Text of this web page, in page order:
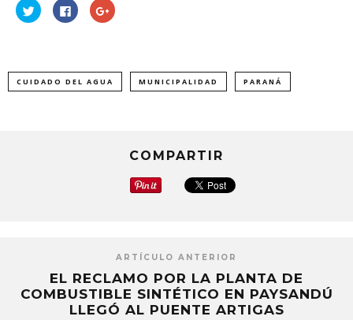
Haz
clic
abre
en
una
Haz
clic
abre
en
una
Haz
clic
abre
en
una
CUIDADO DEL AGUA MUNICIPALIDAD PARANÁ
COMPARTIR
ARTÍCULO ANTERIOR
EL RECLAMO POR LA PLANTA DE
COMBUSTIBLE SINTÉTICO EN PAYSANDÚ
LLEGÓ AL PUENTE ARTIGAS